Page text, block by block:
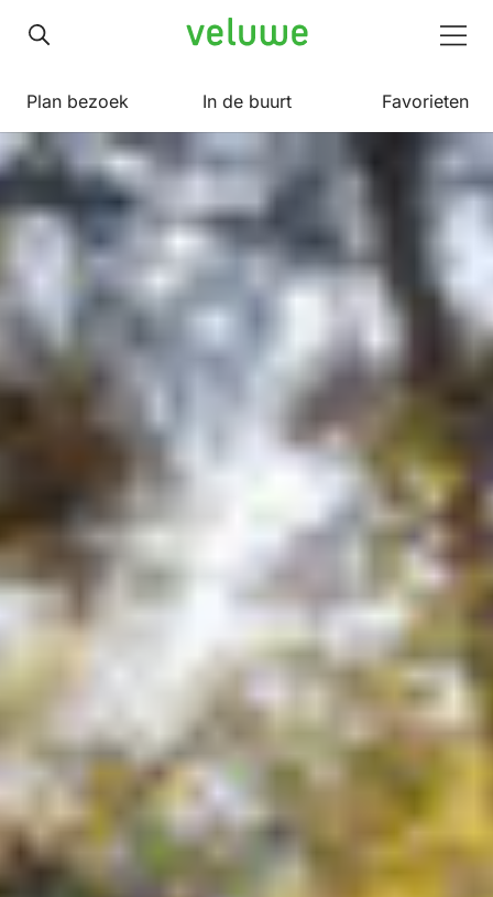
Veluwe
Plan bezoek In de buurt Favorieten